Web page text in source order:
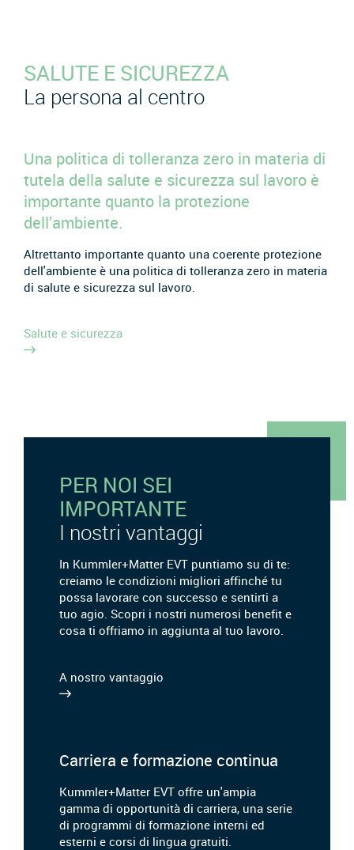
SALUTE E SICUREZZA
La persona al centro
Una politica di tolleranza zero in materia di
tutela della salute e sicurezza sul lavoro è
importante quanto la protezione
dell’ambiente.
Altrettanto importante quanto una coerente protezione
dell'ambiente è una politica di tolleranza zero in materia
di salute e sicurezza sul lavoro.
Salute e sicurezza
PER NOI SEI
IMPORTANTE
I nostri vantaggi
In Kummler+Matter EVT puntiamo su di te:
creiamo le condizioni migliori affinché tu
possa lavorare con successo e sentirti a
tuo agio. Scopri i nostri numerosi benefit e
cosa ti offriamo in aggiunta al tuo lavoro.
A nostro vantaggio
Carriera e formazione continua
Kummler+Matter EVT offre un'ampia
gamma di opportunità di carriera, una serie
di programmi di formazione interni ed
esterni e corsi di lingua gratuiti.